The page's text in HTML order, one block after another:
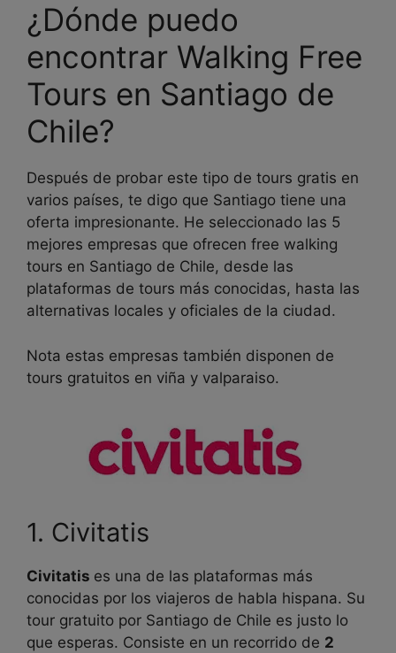
¿Dónde puedo
encontrar Walking Free
Tours en Santiago de
Chile?
Después de probar este tipo de tours gratis en
varios países, te digo que Santiago tiene una
oferta impresionante. He seleccionado las 5
mejores empresas que ofrecen free walking
tours en Santiago de Chile, desde las
plataformas de tours más conocidas, hasta las
alternativas locales y oficiales de la ciudad.
Nota estas empresas también disponen de
tours gratuitos en viña y valparaiso.
1. Civitatis
Civitatis es una de las plataformas más
conocidas por los viajeros de habla hispana. Su
tour gratuito por Santiago de Chile es justo lo
que esperas. Consiste en un recorrido de 2